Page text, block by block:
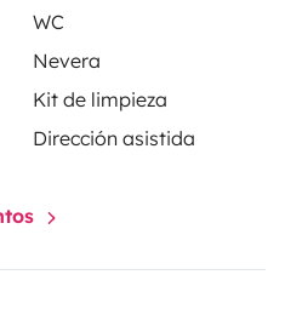
WC
Nevera
Kit de limpieza
Dirección asistida